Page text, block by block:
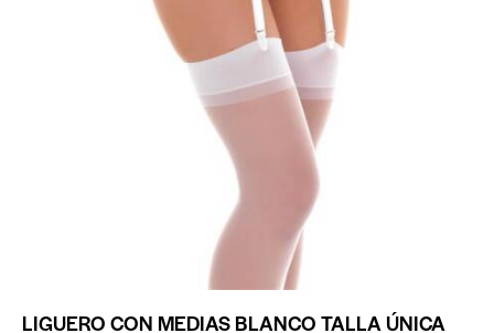
LIGUERO CON MEDIAS BLANCO TALLA ÚNICA